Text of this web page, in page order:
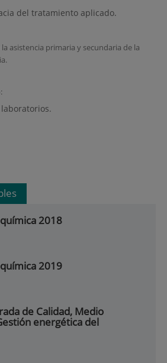
del tratamiento aplicado.
asistencia primaria y secundaria de la
2018
2019
de Calidad, Medio
energética del